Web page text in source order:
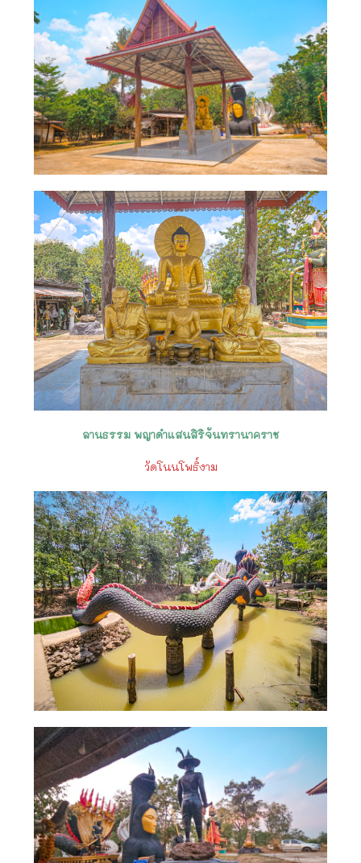
ลานธรรม พญาดำแสนสิริจันทรานาคราช
วัดโนนโพธิ์งาม